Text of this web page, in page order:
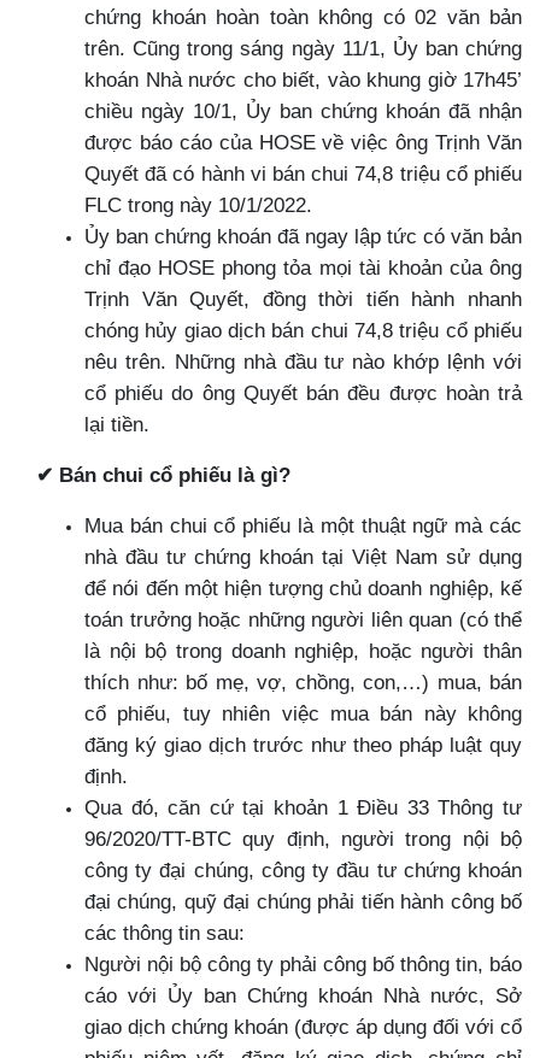
chứng khoán hoàn toàn không có 02 văn bản
trên. Cũng trong sáng ngày 11/1, Ủy ban chứng
khoán Nhà nước cho biết, vào khung giờ 17h45’
chiều ngày 10/1, Ủy ban chứng khoán đã nhận
được báo cáo của HOSE về việc ông Trịnh Văn
Quyết đã có hành vi bán chui 74,8 triệu cổ phiếu
FLC trong này 10/1/2022.
Ủy ban chứng khoán đã ngay lập tức có văn bản
chỉ đạo HOSE phong tỏa mọi tài khoản của ông
Trịnh Văn Quyết, đồng thời tiến hành nhanh
chóng hủy giao dịch bán chui 74,8 triệu cổ phiếu
nêu trên. Những nhà đầu tư nào khớp lệnh với
cổ phiếu do ông Quyết bán đều được hoàn trả
lại tiền.
✔ Bán chui cổ phiếu là gì?
Mua bán chui cổ phiếu là một thuật ngữ mà các
nhà đầu tư chứng khoán tại Việt Nam sử dụng
để nói đến một hiện tượng chủ doanh nghiệp, kế
toán trưởng hoặc những người liên quan (có thể
là nội bộ trong doanh nghiệp, hoặc người thân
thích như: bố mẹ, vợ, chồng, con,…) mua, bán
cổ phiếu, tuy nhiên việc mua bán này không
đăng ký giao dịch trước như theo pháp luật quy
định.
Qua đó, căn cứ tại khoản 1 Điều 33 Thông tư
96/2020/TT-BTC quy định, người trong nội bộ
công ty đại chúng, công ty đầu tư chứng khoán
đại chúng, quỹ đại chúng phải tiến hành công bố
các thông tin sau:
Người nội bộ công ty phải công bố thông tin, báo
cáo với Ủy ban Chứng khoán Nhà nước, Sở
giao dịch chứng khoán (được áp dụng đối với cổ